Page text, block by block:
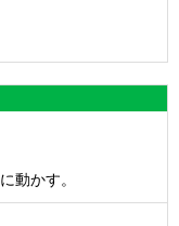
動かす。